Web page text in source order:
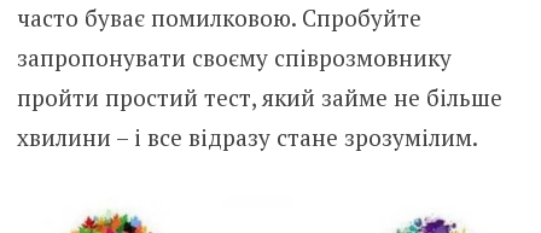
часто буває помилковою. Спробуйте
запропонувати своєму співрозмовнику
пройти простий тест, який займе не більше
хвилини – і все відразу стане зрозумілим.